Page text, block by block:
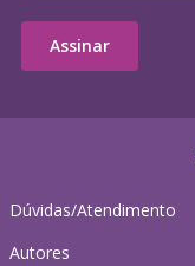
Dúvidas/Atendimento
Autores
Assinar